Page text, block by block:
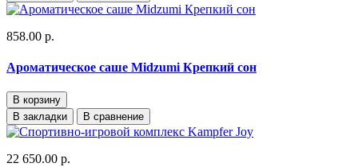
858.00 р.
Ароматическое саше Midzumi Крепкий сон
В корзину
В закладки
В сравнение
22 650.00 р.